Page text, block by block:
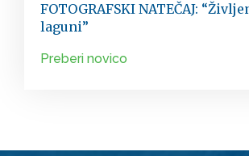
FOTOGRAFSKI NATEČAJ:
laguni”
Preberi novico